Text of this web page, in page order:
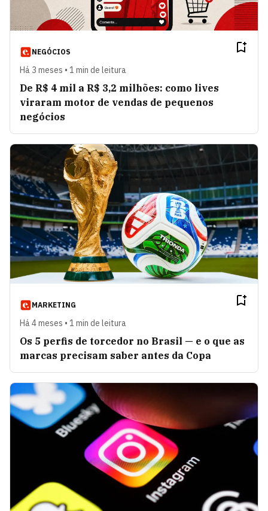
NEGÓCIOS
Há 3 meses • 1 min de leitura
De R$ 4 mil a R$ 3,2 milhões: como lives
viraram motor de vendas de pequenos
negócios
MARKETING
Há 4 meses • 1 min de leitura
Os 5 perfis de torcedor no Brasil — e o que as
marcas precisam saber antes da Copa